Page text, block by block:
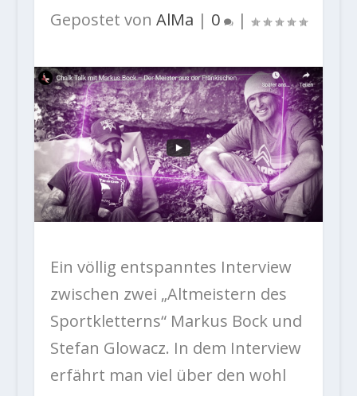
Gepostet von AlMa | 0 |
Ein völlig entspanntes Interview
zwischen zwei „Altmeistern des
Sportkletterns“ Markus Bock und
Stefan Glowacz. In dem Interview
erfährt man viel über den wohl